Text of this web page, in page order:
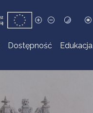
Dostępność Edukacja